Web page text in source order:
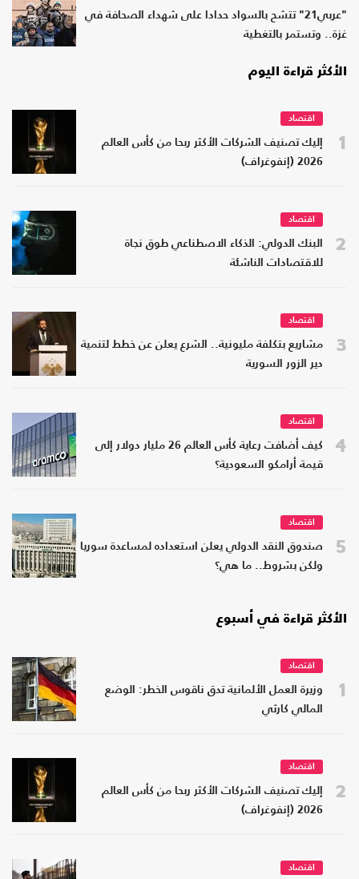
"عربي21" تتشح بالسواد حدادا على شهداء الصحافة في
غزة.. وتستمر بالتغطية
الأكثر قراءة اليوم
1
اقتصاد
إليك تصنيف الشركات الأكثر ربحا من كأس العالم
2026 (إنفوغراف)
2
اقتصاد
البنك الدولي: الذكاء الاصطناعي طوق نجاة
للاقتصادات الناشئة
3
اقتصاد
مشاريع بتكلفة مليونية.. الشرع يعلن عن خطط لتنمية
دير الزور السورية
4
اقتصاد
كيف أضافت رعاية كأس العالم 26 مليار دولار إلى
قيمة أرامكو السعودية؟
5
اقتصاد
صندوق النقد الدولي يعلن استعداده لمساعدة سوريا
ولكن بشروط.. ما هي؟
الأكثر قراءة في أسبوع
1
اقتصاد
وزيرة العمل الألمانية تدق ناقوس الخطر: الوضع
المالي كارثي
2
اقتصاد
إليك تصنيف الشركات الأكثر ربحا من كأس العالم
2026 (إنفوغراف)
اقتصاد